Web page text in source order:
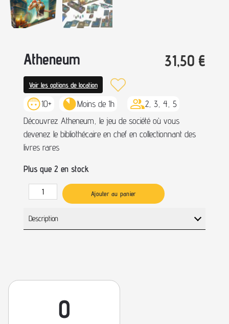
Atheneum 31,50 €
Voir les options de location
10+ Moins de 1h
2, 3, 4, 5
Découvrez Atheneum, le jeu de société où vous
devenez le bibliothécaire en chef en collectionnant des
livres rares
Plus que 2 en stock
Ajouter au panier
Description
0